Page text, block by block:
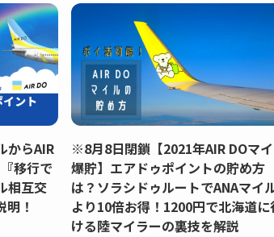
からAIR
移行で
相互交
！
※8月8日閉鎖【2021年AIR DOマ
爆貯】エアドゥポイントの貯め方
は？ソラシドゥルートでANAマイ
より10倍お得！1200円で北海道に
ける陸マイラーの裏技を解説